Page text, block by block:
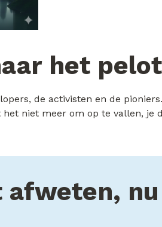
het
de activisten en de
het niet meer om op te vallen, je